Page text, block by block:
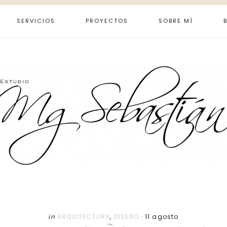
SERVICIOS PROYECTOS SOBRE MÍ
in ARQUITECTURA, DISEÑO · 11 agosto